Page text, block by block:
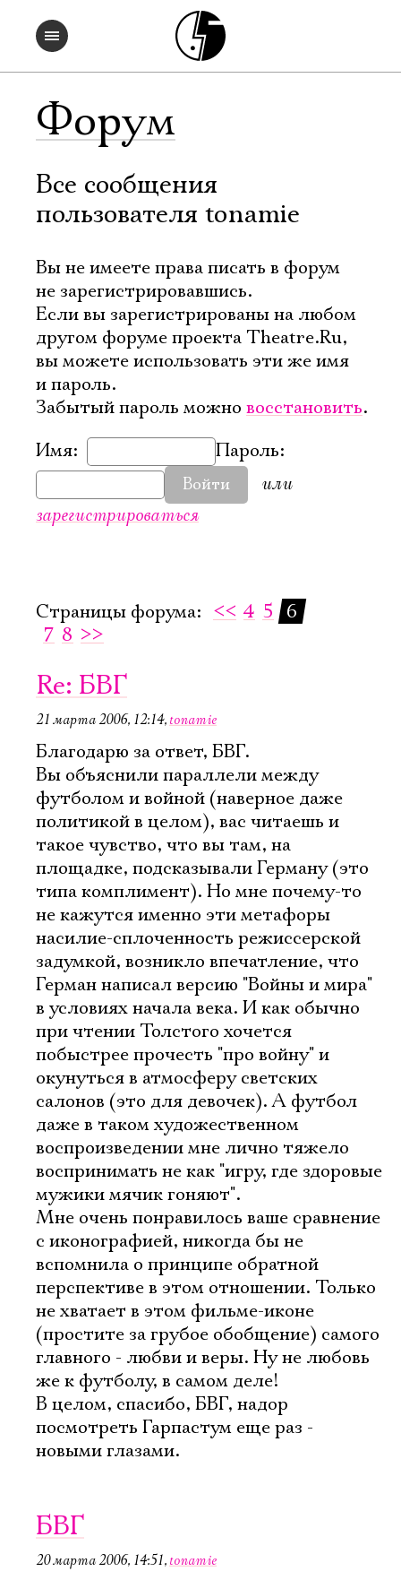
Форум
Все сообщения
пользователя tonamie
Вы не имеете права писать в форум
не зарегистрировавшись.
Если вы зарегистрированы на любом
другом форуме проекта Theatre.Ru,
вы можете использовать эти же имя
и пароль.
Забытый пароль можно восстановить.
Имя:
Пароль:
Войти
или
зарегистрироваться
Страницы форума: << 4 5
6
7 8 >>
Re: БВГ
21 марта 2006, 12:14, tonamie
Благодарю за ответ, БВГ.
Вы объяснили параллели между
футболом и войной (наверное даже
политикой в целом), вас читаешь и
такое чувство, что вы там, на
площадке, подсказывали Герману (это
типа комплимент). Но мне почему-то
не кажутся именно эти метафоры
насилие-сплоченность режиссерской
задумкой, возникло впечатление, что
Герман написал версию "Войны и мира"
в условиях начала века. И как обычно
при чтении Толстого хочется
побыстрее прочесть "про войну" и
окунуться в атмосферу светских
салонов (это для девочек). А футбол
даже в таком художественном
воспроизведении мне лично тяжело
воспринимать не как "игру, где здоровые
мужики мячик гоняют".
Мне очень понравилось ваше сравнение
с иконографией, никогда бы не
вспомнила о принципе обратной
перспективе в этом отношении. Только
не хватает в этом фильме-иконе
(простите за грубое обобщение) самого
главного - любви и веры. Ну не любовь
же к футболу, в самом деле!
В целом, спасибо, БВГ, надор
посмотреть Гарпастум еще раз -
новыми глазами.
БВГ
20 марта 2006, 14:51, tonamie